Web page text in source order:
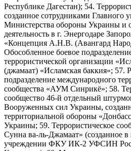
Республике Дагестан); 54.
созданное сотрудниками Главного
Министерства обороны Украины и
деятельность в г. Энергодаре
«Концепция А.Н.В. (Авангард
Обособленное боевое
террористической организации
(джамаат) «Исламская баккия»; 57.
подразделение международного
сообщества «АУМ Синрикё»; 58.
сообщество 46-й отдельный
Вооруженных сил Украины,
территориальной обороны
Украины; 59. Террористическое
Сунна ва-ль-Джамаат» (созданное в
учреждении ФКУ ИК-2 УФСИН